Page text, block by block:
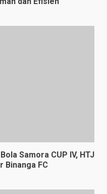
Samora CUP IV, HTJ
Binanga FC